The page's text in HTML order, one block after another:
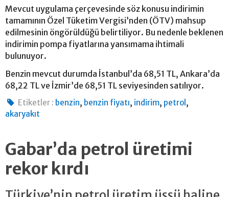
Mevcut uygulama çerçevesinde söz konusu indirimin
tamamının Özel Tüketim Vergisi’nden (ÖTV) mahsup
edilmesinin öngörüldüğü belirtiliyor. Bu nedenle beklenen
indirimin pompa fiyatlarına yansımama ihtimali
bulunuyor.
Benzin mevcut durumda İstanbul’da 68,51 TL, Ankara’da
68,22 TL ve İzmir’de 68,51 TL seviyesinden satılıyor.
Etiketler : benzin, benzin fiyatı, indirim, petrol ,
akaryakıt
Gabar’da petrol üretimi
rekor kırdı